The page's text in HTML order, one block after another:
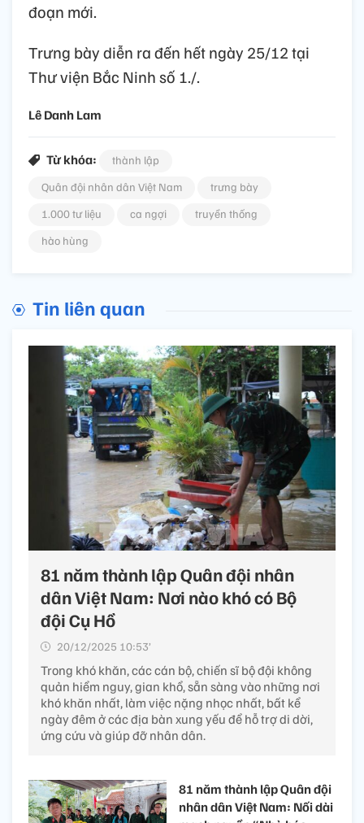
đoạn mới.
Trưng bày diễn ra đến hết ngày 25/12 tại
Thư viện Bắc Ninh số 1./.
Lê Danh Lam
Từ khóa:
thành lập
Quân đội nhân dân Việt Nam
trưng bày
1.000 tư liệu
ca ngợi
truyền thống
hào hùng
Tin liên quan
81 năm thành lập Quân đội nhân
dân Việt Nam: Nơi nào khó có Bộ
đội Cụ Hồ
20/12/2025 10:53’
Trong khó khăn, các cán bộ, chiến sĩ bộ đội không
quản hiểm nguy, gian khổ, sẵn sàng vào những nơi
khó khăn nhất, làm việc nặng nhọc nhất, bất kể
ngày đêm ở các địa bàn xung yếu để hỗ trợ di dời,
ứng cứu và giúp đỡ nhân dân.
81 năm thành lập Quân đội
nhân dân Việt Nam: Nối dài